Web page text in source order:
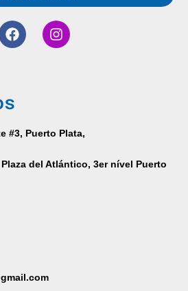
#3, Puerto Plata,
del Atlántico, 3er nível Puerto